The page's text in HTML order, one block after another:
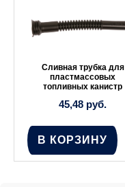
Сливная трубка для
пластмассовых
топливных канистр
45,48 руб.
В КОРЗИНУ